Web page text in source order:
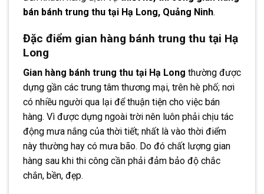
bán bánh trung thu tại Hạ Long, Quảng Ninh.
Đặc điểm gian hàng bánh trung thu tại Hạ
Long
Gian hàng bánh trung thu tại Hạ Long thường được
dựng gần các trung tâm thương mại, trên hè phố; nơi
có nhiều người qua lại để thuận tiện cho việc bán
hàng. Vì được dựng ngoài trời nên luôn phải chịu tác
động mưa nắng của thời tiết; nhất là vào thời điểm
này thường hay có mưa bão. Do đó chất lượng gian
hàng sau khi thi công cần phải đảm bảo độ chắc
chắn, bền, đẹp.